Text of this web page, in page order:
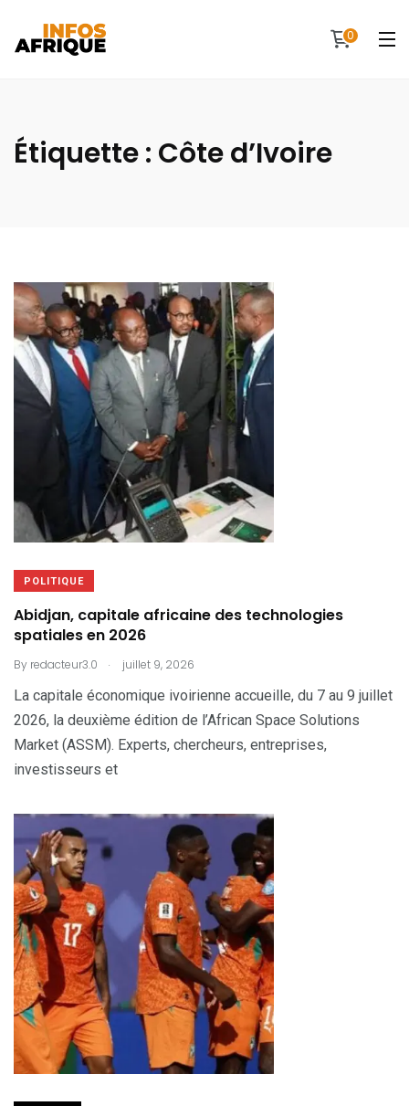
0
Étiquette : Côte d’Ivoire
POLITIQUE
Abidjan, capitale africaine des technologies
spatiales en 2026
By redacteur3.0 . juillet 9, 2026
La capitale économique ivoirienne accueille, du 7 au 9 juillet
2026, la deuxième édition de l’African Space Solutions
Market (ASSM). Experts, chercheurs, entreprises,
investisseurs et